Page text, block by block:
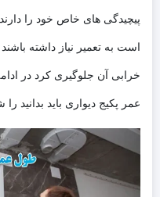
پیچیدگی های خاص خود را
است به تعمیر نیاز داشته
خرابی آن جلوگیری کرد در
عمر پکیج دیواری باید بدانید